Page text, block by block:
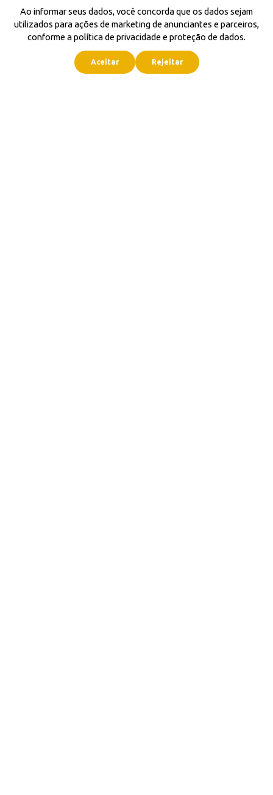
Ao informar seus dados, você concorda que os dados sejam
utilizados para ações de marketing de anunciantes e parceiros,
conforme a política de privacidade e proteção de dados.
Aceitar Rejeitar